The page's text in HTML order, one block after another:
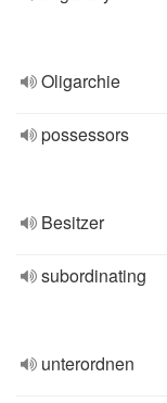
Oligarchie
possessors
Besitzer
subordinating
unterordnen